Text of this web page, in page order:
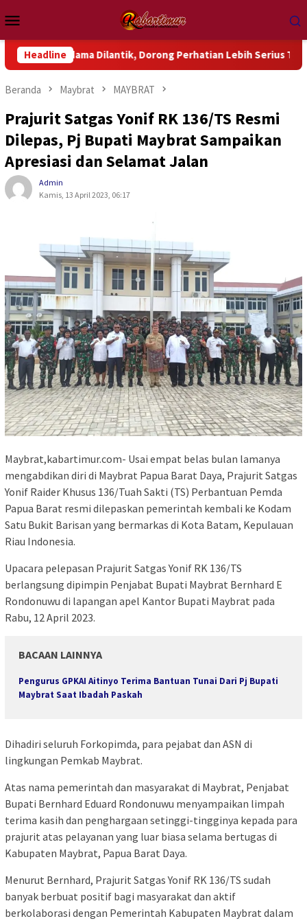
ke
kontenMobile
Headline
Dilantik, Dorong Perhatian Lebih Serius Terhadap Isu
Beranda Maybrat MAYBRAT
Prajurit Satgas Yonif RK 136/TS Resmi
Dilepas, Pj Bupati Maybrat Sampaikan
Apresiasi dan Selamat Jalan
Admin
Kamis, 13 April 2023, 06:17
Maybrat,kabartimur.com- Usai empat belas bulan lamanya
mengabdikan diri di Maybrat Papua Barat Daya, Prajurit Satgas
Yonif Raider Khusus 136/Tuah Sakti (TS) Perbantuan Pemda
Papua Barat resmi dilepaskan pemerintah kembali ke Kodam
Satu Bukit Barisan yang bermarkas di Kota Batam, Kepulauan
Riau Indonesia.
Upacara pelepasan Prajurit Satgas Yonif RK 136/TS
berlangsung dipimpin Penjabat Bupati Maybrat Bernhard E
Rondonuwu di lapangan apel Kantor Bupati Maybrat pada
Rabu, 12 April 2023.
BACAAN LAINNYA
Pengurus GPKAI Aitinyo Terima Bantuan Tunai Dari Pj Bupati
Maybrat Saat Ibadah Paskah
Dihadiri seluruh Forkopimda, para pejabat dan ASN di
lingkungan Pemkab Maybrat.
Atas nama pemerintah dan masyarakat di Maybrat, Penjabat
Bupati Bernhard Eduard Rondonuwu menyampaikan limpah
terima kasih dan penghargaan setinggi-tingginya kepada para
prajurit atas pelayanan yang luar biasa selama bertugas di
Kabupaten Maybrat, Papua Barat Daya.
Menurut Bernhard, Prajurit Satgas Yonif RK 136/TS sudah
banyak berbuat positif bagi masyarakat dan aktif
berkolaborasi dengan Pemerintah Kabupaten Maybrat dalam